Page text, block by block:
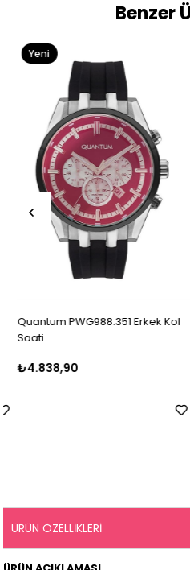
Benzer
Quantum PWG988.351 Erkek Kol
Saati
₺4.838,90
Yeni
ÜRÜN ÖZELLIKLERI